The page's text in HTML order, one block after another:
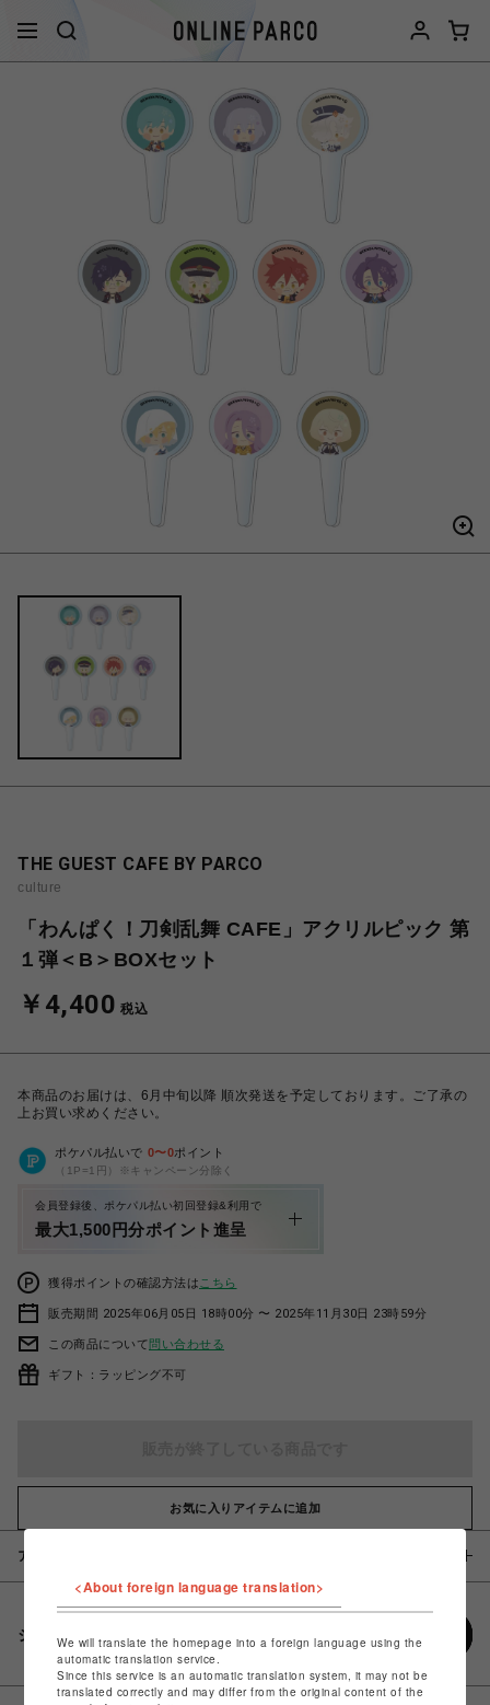
THE GUEST CAFE BY PARCO
culture
「わんぱく！刀剣乱舞 CAFE」アクリルピック 第
１弾＜B＞BOXセット
￥4,400 税込
本商品のお届けは、6月中旬以降 順次発送を予定しております。ご了承の
上お買い求めください。
ポケパル払いで 0〜0ポイント
（1P=1円）※キャンペーン分除く
会員登録後、ポケパル払い初回登録&利用で
最大1,500円分ポイント進呈
獲得ポイントの確認方法は こちら
販売期間 2025年06月05日 18時00分 〜 2025年11月30日 23時59分
この商品について問い合わせる
ギフト：ラッピング不可
お気に入りアイテムに追加
アイテム説明 / 素材
シェアする
<About foreign language translation>
We will translate the homepage into a foreign language using the
automatic translation service.
Since this service is an automatic translation system, it may not be
translated correctly and may differ from the original content of the